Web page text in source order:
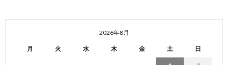
2026年8月
月 火 水 木 金 土 日